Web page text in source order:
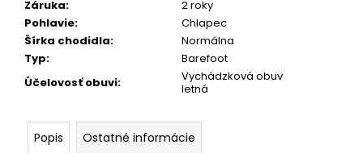
Záruka:
2 roky
Pohlavie:
Chlapec
Šírka chodidla:
Normálna
Typ:
Barefoot
Účelovosť obuvi:
Vychádzková obuv
letná
Popis Ostatné informácie
e